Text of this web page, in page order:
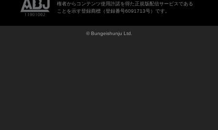
権者からコンテンツ使用許諾を得た正規版配信サービスである
ことを示す登録商標（登録番号6091713号）です。
© Bungeishunju Ltd.